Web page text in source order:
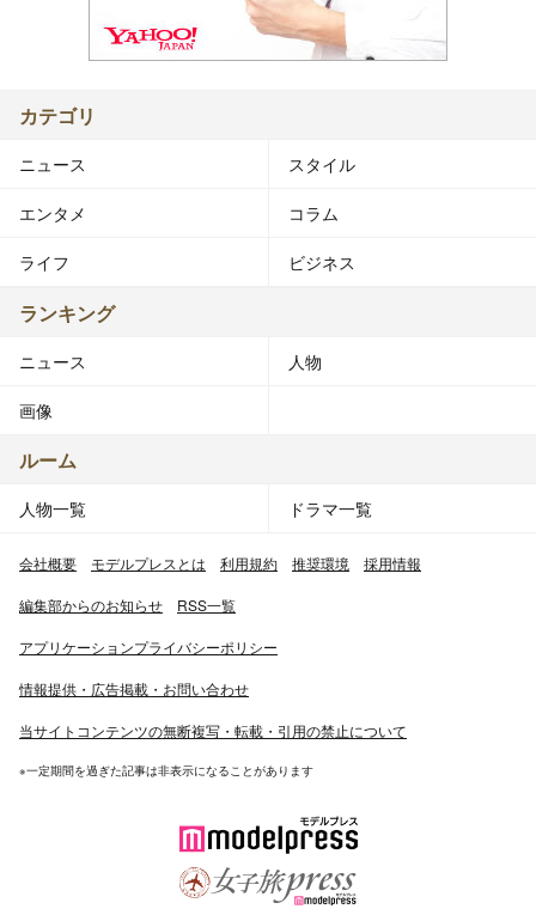
カテゴリ
ニュース スタイル
エンタメ コラム
ライフ ビジネス
ランキング
ニュース 人物
画像
ルーム
人物一覧 ドラマ一覧
会社概要 モデルプレスとは 利用規約 推奨環境 採用情報
編集部からのお知らせ RSS一覧
アプリケーションプライバシーポリシー
情報提供・広告掲載・お問い合わせ
当サイトコンテンツの無断複写・転載・引用の禁止について
※一定期間を過ぎた記事は非表示になることがあります